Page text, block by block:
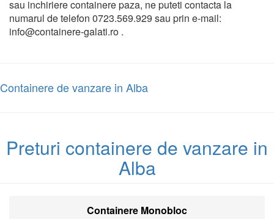
sau inchiriere containere paza, ne puteti contacta la
numarul de telefon 0723.569.929 sau prin e-mail:
info@containere-galati.ro .
Containere de vanzare in Alba
Preturi containere de vanzare in
Alba
Containere Monobloc